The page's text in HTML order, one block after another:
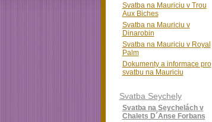
Svatba na Mauriciu v Trou
Aux Biches
Svatba na Mauriciu v
Dinarobin
Svatba na Mauriciu v Royal
Palm
Dokumenty a informace pro
svatbu na Mauriciu
Svatba Seychely
Svatba na Seychelách v
Chalets D´Anse Forbans